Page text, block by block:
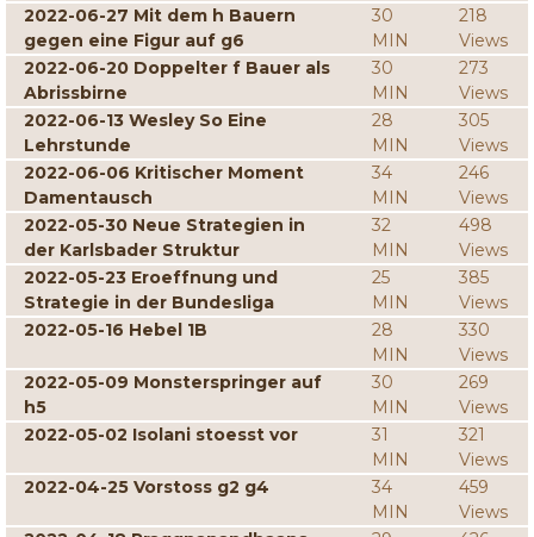
2022-06-27 Mit dem h Bauern
gegen eine Figur auf g6
30
MIN
218
Views
2022-06-20 Doppelter f Bauer als
Abrissbirne
30
MIN
273
Views
2022-06-13 Wesley So Eine
Lehrstunde
28
MIN
305
Views
2022-06-06 Kritischer Moment
Damentausch
34
MIN
246
Views
2022-05-30 Neue Strategien in
der Karlsbader Struktur
32
MIN
498
Views
2022-05-23 Eroeffnung und
Strategie in der Bundesliga
25
MIN
385
Views
2022-05-16 Hebel 1B
28
MIN
330
Views
2022-05-09 Monsterspringer auf
h5
30
MIN
269
Views
2022-05-02 Isolani stoesst vor
31
MIN
321
Views
2022-04-25 Vorstoss g2 g4
34
MIN
459
Views